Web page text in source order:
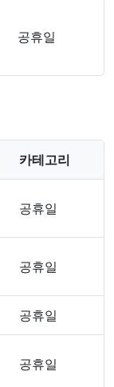
공휴일
카테고리
공휴일
공휴일
공휴일
공휴일